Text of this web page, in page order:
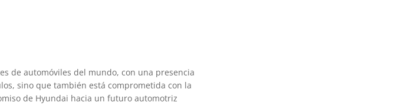
de automóviles del mundo, con una presencia
sino que también está comprometida con la
de Hyundai hacia un futuro automotriz